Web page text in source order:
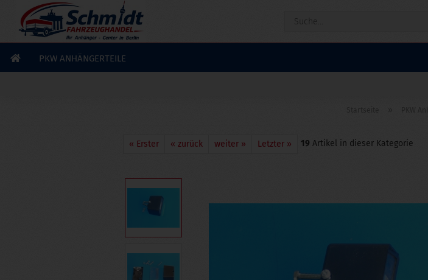
PKW ANHÄNGERTEILE
« Erster « zurück weiter » Letzter » 19 Artikel in dieser Kategorie
GERADE GEKAUFT
F. E.ausNeufahrnhatZugkugelkupplung 750kg eckig
60mm 4 - Loch M12gekauft